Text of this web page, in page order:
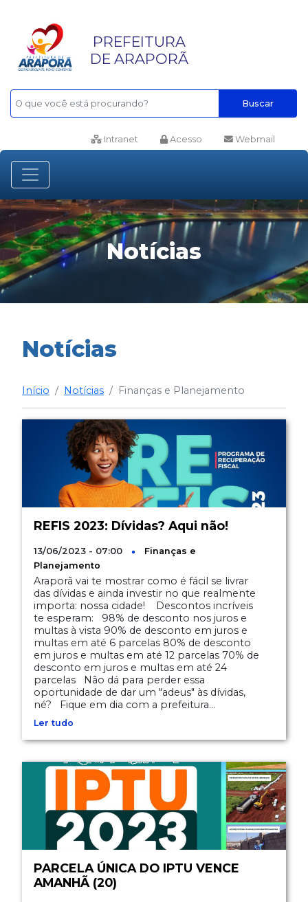
PREFEITURA
DE ARAPORÃ
Buscar
Intranet Acesso Webmail
Notícias
Notícias
Início Notícias Finanças e Planejamento
REFIS 2023: Dívidas? Aqui não!
13/06/2023 - 07:00
Finanças e
Planejamento
Araporã vai te mostrar como é fácil se livrar
das dívidas e ainda investir no que realmente
importa: nossa cidade! Descontos incríveis
te esperam: 98% de desconto nos juros e
multas à vista 90% de desconto em juros e
multas em até 6 parcelas 80% de desconto
em juros e multas em até 12 parcelas 70% de
desconto em juros e multas em até 24
parcelas Não dá para perder essa
oportunidade de dar um "adeus" às dívidas,
né? Fique em dia com a prefeitura...
Ler tudo
PARCELA ÚNICA DO IPTU VENCE
AMANHÃ (20)